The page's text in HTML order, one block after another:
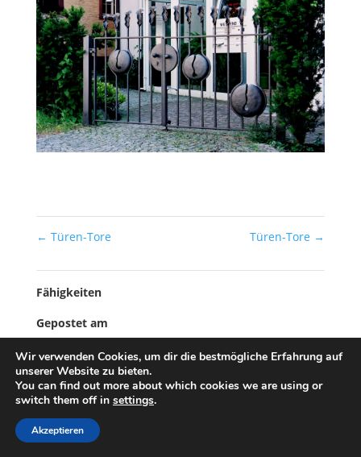
← Türen-Tore Türen-Tore →
Fähigkeiten
Gepostet am
3. Februar 2019
© Designed bymyApp24 GmbH, Bad Kreuznach
Wir verwenden Cookies, um dir die bestmögliche Erfahrung auf
unserer Website zu bieten.
You can find out more about which cookies we are using or
switch them off in settings.
Akzeptieren